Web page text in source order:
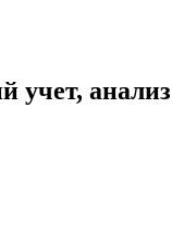
учет,